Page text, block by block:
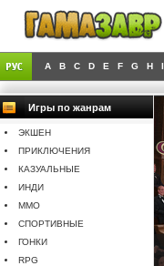
A B C D E F G H I
Игры по жанрам
ЭКШЕН
ПРИКЛЮЧЕНИЯ
КАЗУАЛЬНЫЕ
ИНДИ
MMO
СПОРТИВНЫЕ
ГОНКИ
RPG